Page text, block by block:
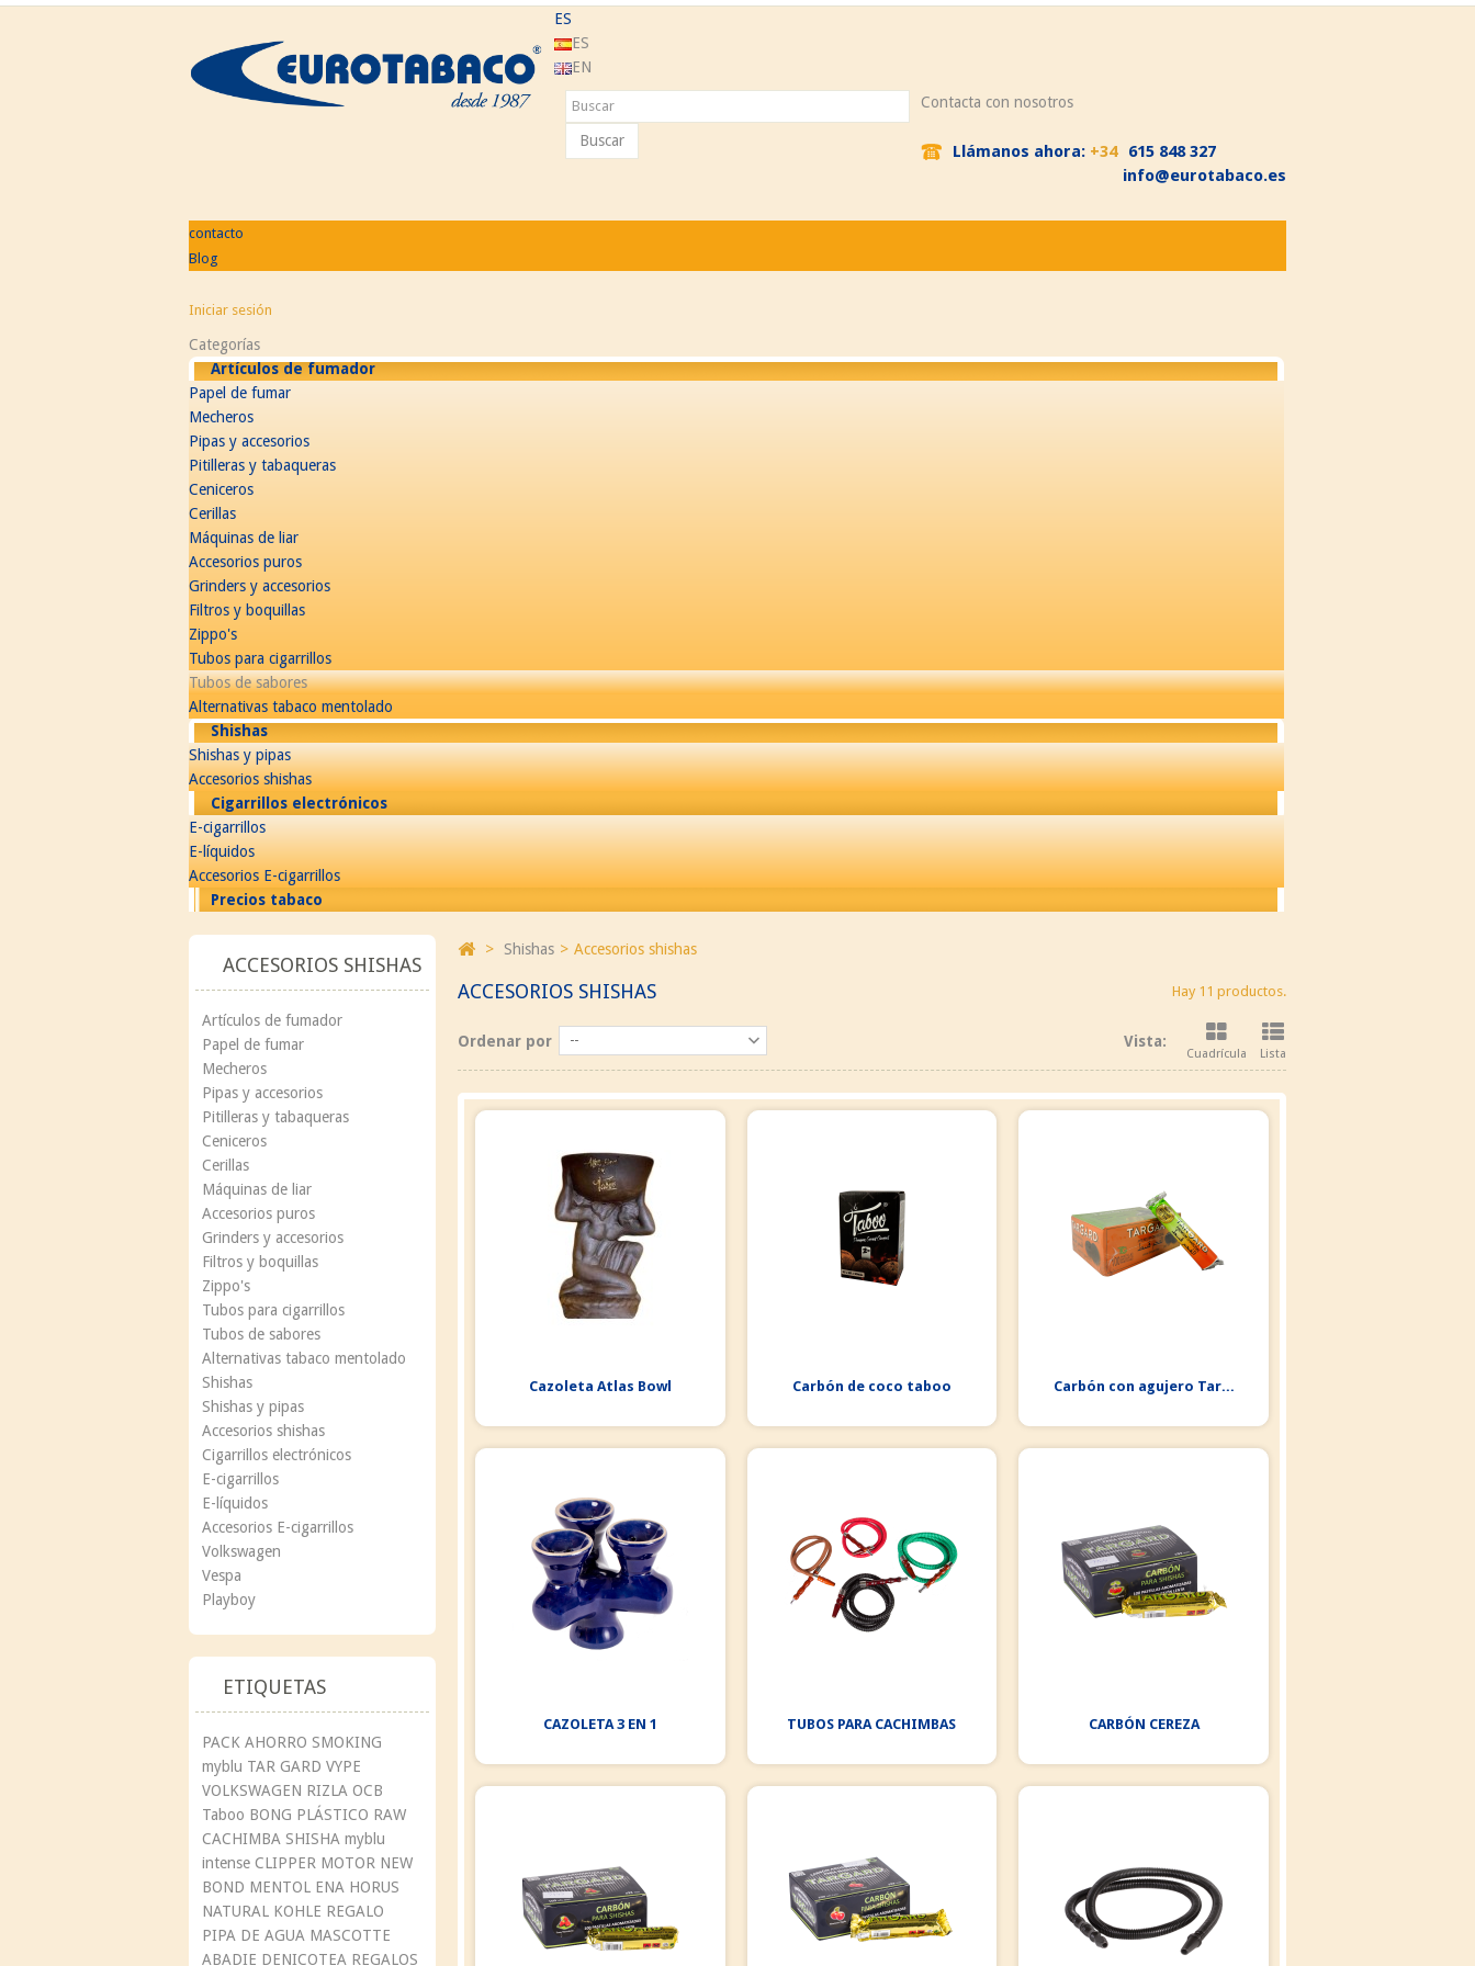
ES
ES
EN
Buscar
Contacta con nosotros
Llámanos ahora: +34
615 848 327
info@eurotabaco.es
contacto
Blog
Iniciar sesión
Categorías
Artículos de fumador
Papel de fumar
Mecheros
Pipas y accesorios
Pitilleras y tabaqueras
Ceniceros
Cerillas
Máquinas de liar
Accesorios puros
Grinders y accesorios
Filtros y boquillas
Zippo's
Tubos para cigarrillos
Tubos de sabores
Alternativas tabaco mentolado
Shishas
Shishas y pipas
Accesorios shishas
Cigarrillos electrónicos
E-cigarrillos
E-líquidos
Accesorios E-cigarrillos
Precios tabaco
ACCESORIOS SHISHAS
Artículos de fumador
Papel de fumar
Mecheros
Pipas y accesorios
Pitilleras y tabaqueras
Ceniceros
Cerillas
Máquinas de liar
Accesorios puros
Grinders y accesorios
Filtros y boquillas
Zippo's
Tubos para cigarrillos
Tubos de sabores
Alternativas tabaco mentolado
Shishas
Shishas y pipas
Accesorios shishas
Cigarrillos electrónicos
E-cigarrillos
E-líquidos
Accesorios E-cigarrillos
Volkswagen
Vespa
Playboy
ETIQUETAS
PACK AHORRO SMOKING
myblu TAR GARD VYPE
VOLKSWAGEN RIZLA OCB
Taboo BONG PLÁSTICO RAW
CACHIMBA SHISHA myblu
intense CLIPPER MOTOR NEW
BOND MENTOL ENA HORUS
NATURAL KOHLE REGALO
PIPA DE AGUA MASCOTTE
ABADIE DENICOTEA REGALOS
> Shishas > Accesorios shishas
ACCESORIOS SHISHAS Hay 11 productos.
Vista:
Cuadrícula Lista
Ordenar por --
Cazoleta Atlas Bowl Carbón de coco taboo Carbón con agujero Tar...
CAZOLETA 3 EN 1 TUBOS PARA CACHIMBAS CARBÓN CEREZA